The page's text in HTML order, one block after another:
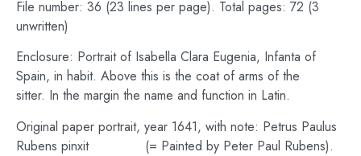
File number: 36 (23 lines per page). Total pages: 72 (3
unwritten)
Enclosure: Portrait of Isabella Clara Eugenia, Infanta of
Spain, in habit. Above this is the coat of arms of the
sitter. In the margin the name and function in Latin.
Original paper portrait, year 1641, with note: Petrus Paulus
Rubens pinxit (= Painted by Peter Paul Rubens).